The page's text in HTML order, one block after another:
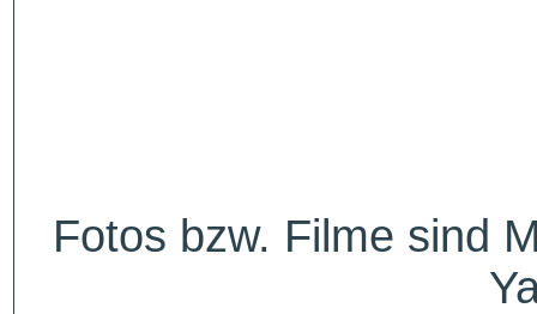
Fotos bzw. Filme sind